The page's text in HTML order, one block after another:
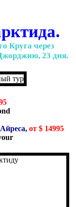
Круга через
23 дня.
от $ 14995